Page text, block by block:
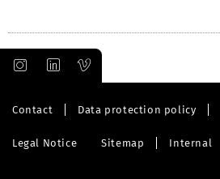
Contact Data protection policy
Legal Notice Sitemap Internal